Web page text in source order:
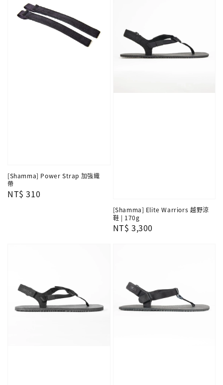
[Shamma] Power Strap 加強織
帶
Regular
NT$ 310
[Shamma] Elite Warriors 越野涼
鞋 | 170g
Regular
NT$ 3,300